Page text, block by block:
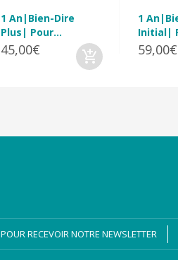
1 An|Bien-Dire
Plus| Pour...
45,00€
1
Initial|
59,00€
POUR RECEVOIR NOTRE NEWSLETTER